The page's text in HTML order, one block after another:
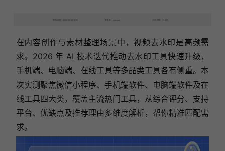
发布日期：2026-06-02 10:38 发表者：qianqian 浏览次数：746次
在内容创作与素材整理场景中，视频去水印是高频需
求。2026 年 AI 技术迭代推动去水印工具快速升级，
手机端、电脑端、在线工具等多品类工具各有侧重。本
次实测聚焦微信小程序、手机端软件、电脑端软件及在
线工具四大类，覆盖主流热门工具，从综合评分、支持
平台、优缺点及推荐理由多维度解析，帮你精准匹配需
求。